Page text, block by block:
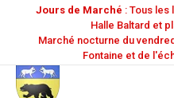
Jours de Marché : Tous les
Halle Baltard et
Marché nocturne du
Fontaine et de